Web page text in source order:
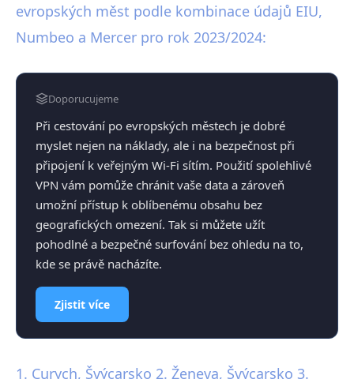
evropských měst podle kombinace údajů EIU,
Numbeo a Mercer pro rok 2023/2024:
Doporucujeme
Při cestování po evropských městech je dobré
myslet nejen na náklady, ale i na bezpečnost při
připojení k veřejným Wi-Fi sítím. Použití spolehlivé
VPN vám pomůže chránit vaše data a zároveň
umožní přístup k oblíbenému obsahu bez
geografických omezení. Tak si můžete užít
pohodlné a bezpečné surfování bez ohledu na to,
kde se právě nacházíte.
Zjistit více
1. Curych, Švýcarsko 2. Ženeva, Švýcarsko 3.